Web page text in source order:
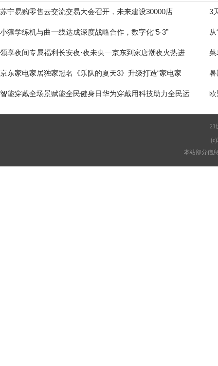
苏宁易购零售云交流交易大会召开，未来建设30000店 3
小猿学练机与曲一线达成深度战略合作，数字化“5·3”
领享夜间专属福利长安夜·夜未央—京东到家唐潮夜火热进 菜
京东家电家居独家冠名《乐队的夏天3》升级打造“家电家 暑
智能穿戴全场景赋能全民健身日华为穿戴用科技助力全民运
21
本站部分信